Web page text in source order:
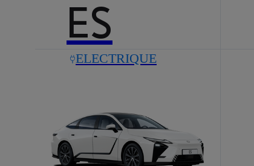
ES
ELECTRIQUE